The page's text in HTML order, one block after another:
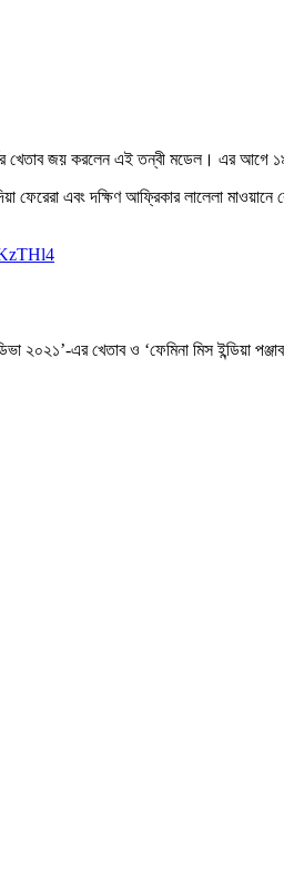
খেতাব জয় করলেন এই তন্বী মডেল। এর আগে
এবং দক্ষিণ আফ্রিকার লালেলা
এর খেতাব ও ‘ফেমিনা মিস ইন্ডিয়া